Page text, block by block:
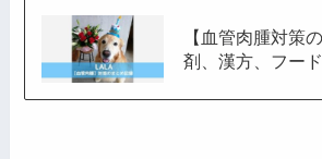
【血管肉腫対策
剤、漢方、フー